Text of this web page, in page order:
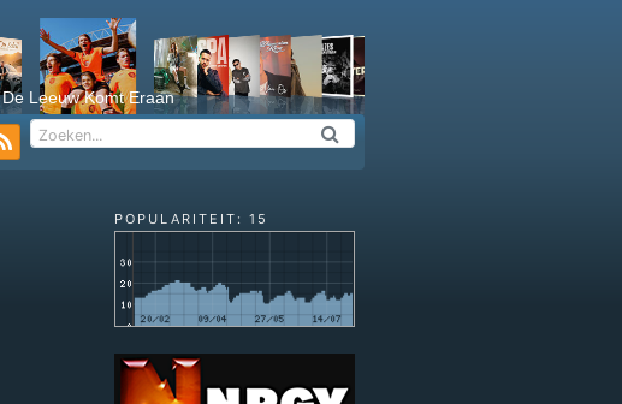
De Leeuw Komt Eraan
POPULARITEIT: 15